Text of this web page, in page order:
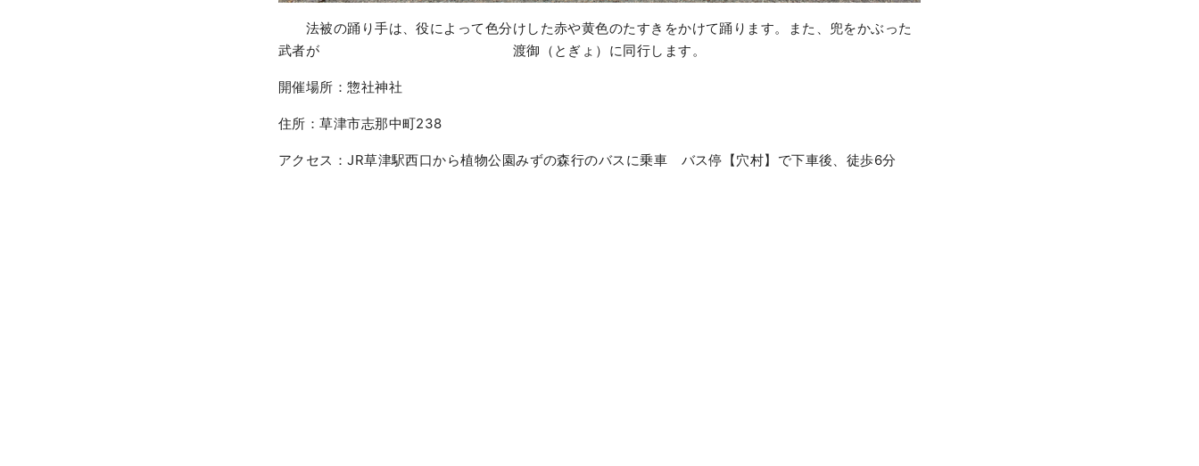
法被の踊り手は、役によって色分けした赤や黄色のたすきをかけて踊ります。また、兜をかぶった
武者が 渡御（とぎょ）に同行します。
開催場所：惣社神社
住所：草津市志那中町238
アクセス：JR草津駅西口から植物公園みずの森行のバスに乗車 バス停【穴村】で下車後、徒歩6分